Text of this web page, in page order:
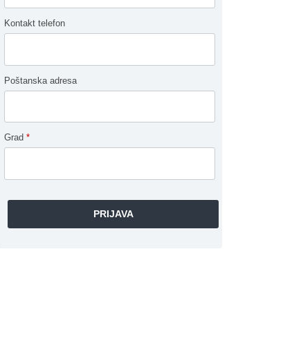
Kontakt telefon
Poštanska adresa
Grad *